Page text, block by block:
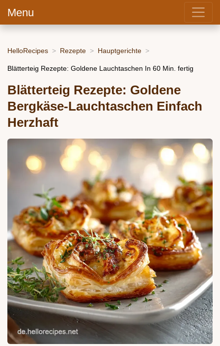
Menu
HelloRecipes Rezepte Hauptgerichte
Blätterteig Rezepte: Goldene Lauchtaschen In 60 Min. fertig
Blätterteig Rezepte: Goldene
Bergkäse-Lauchtaschen Einfach
Herzhaft